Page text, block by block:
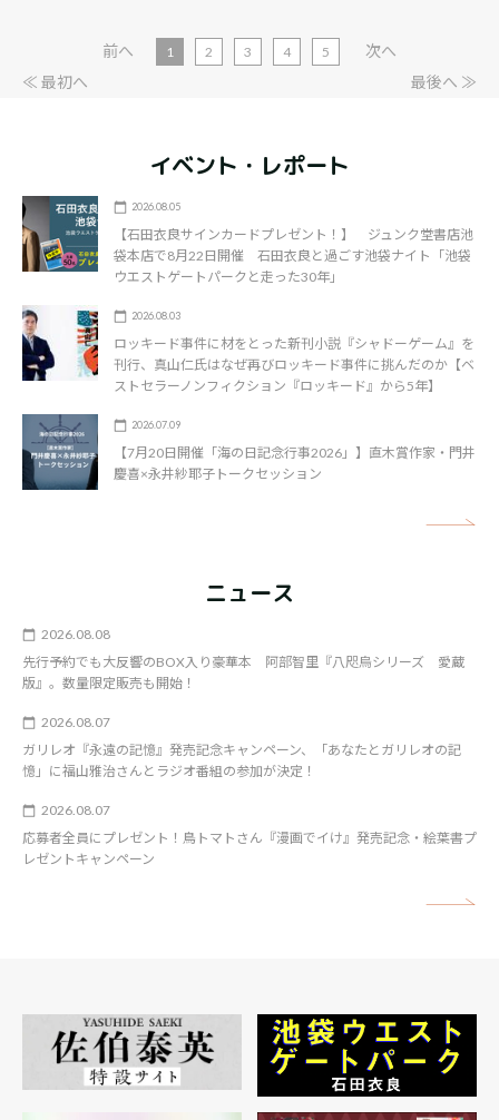
≪ 最初へ
前へ 1 2 3 4 5
次へ
最後へ ≫
イベント・レポート
2026.08.05
【石田衣良サインカードプレゼント！】 ジュンク堂書店池
袋本店で8月22日開催 石田衣良と過ごす池袋ナイト「池袋
ウエストゲートパークと走った30年」
2026.08.03
ロッキード事件に材をとった新刊小説『シャドーゲーム』を
刊行、真山仁氏はなぜ再びロッキード事件に挑んだのか【ベ
ストセラーノンフィクション『ロッキード』から5年】
2026.07.09
【7月20日開催「海の日記念行事2026」】直木賞作家・門井
慶喜×永井紗耶子トークセッション
ニュース
2026.08.08
先行予約でも大反響のBOX入り豪華本 阿部智里『八咫烏シリーズ 愛蔵
版』。数量限定販売も開始！
2026.08.07
ガリレオ『永遠の記憶』発売記念キャンペーン、「あなたとガリレオの記
憶」に福山雅治さんとラジオ番組の参加が決定！
2026.08.07
応募者全員にプレゼント！鳥トマトさん『漫画でイけ』発売記念・絵葉書プ
レゼントキャンペーン